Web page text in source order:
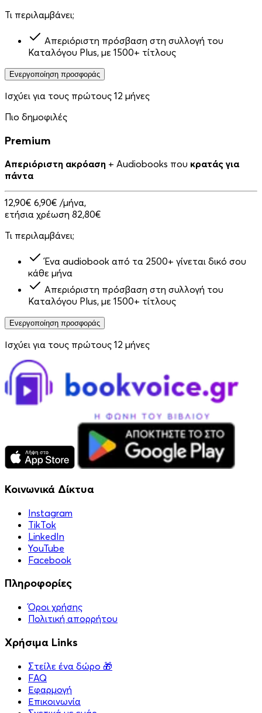
Τι περιλαμβάνει;
Απεριόριστη πρόσβαση στη συλλογή του
Καταλόγου Plus, με 1500+ τίτλους
Ενεργοποίηση προσφοράς
Ισχύει για τους πρώτους 12 μήνες
Πιο δημοφιλές
Premium
Απεριόριστη ακρόαση + Audiobooks που κρατάς για
πάντα
12,90€ 6,90€ /μήνα,
ετήσια χρέωση 82,80€
Τι περιλαμβάνει;
Ένα audiobook από τα 2500+ γίνεται δικό σου
κάθε μήνα
Απεριόριστη πρόσβαση στη συλλογή του
Καταλόγου Plus, με 1500+ τίτλους
Ενεργοποίηση προσφοράς
Ισχύει για τους πρώτους 12 μήνες
Κοινωνικά Δίκτυα
Instagram
TikTok
LinkedIn
YouTube
Facebook
Πληροφορίες
Όροι χρήσης
Πολιτική απορρήτου
Χρήσιμα Links
Στείλε ένα δώρο 🎁
FAQ
Εφαρμογή
Επικοινωνία